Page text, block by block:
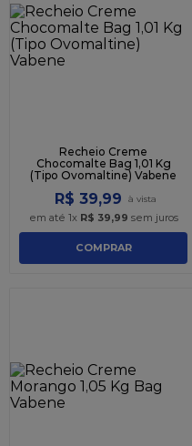
Recheio Creme
Chocomalte Bag 1,01 Kg
(Tipo Ovomaltine) Vabene
R$ 39,99
em até 1x R$ 39,99 sem juros
COMPRAR